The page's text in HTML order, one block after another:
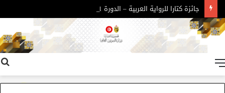
جائزة كتارا للرواية العربية – الدورة 11